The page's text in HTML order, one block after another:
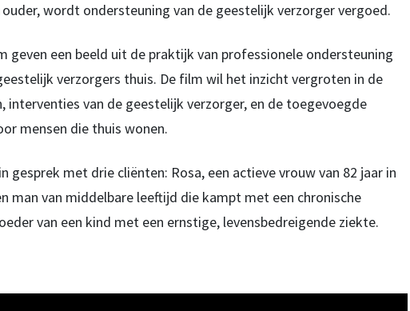
ouder, wordt ondersteuning van de geestelijk verzorger vergoed.
geven een beeld uit de praktijk van professionele ondersteuning
verzorgers thuis. De film wil het inzicht vergroten in de
interventies van de geestelijk verzorger, en de toegevoegde
mensen die thuis wonen.
gesprek met drie cliënten: Rosa, een actieve vrouw van 82 jaar in
man van middelbare leeftijd die kampt met een chronische
van een kind met een ernstige, levensbedreigende ziekte.